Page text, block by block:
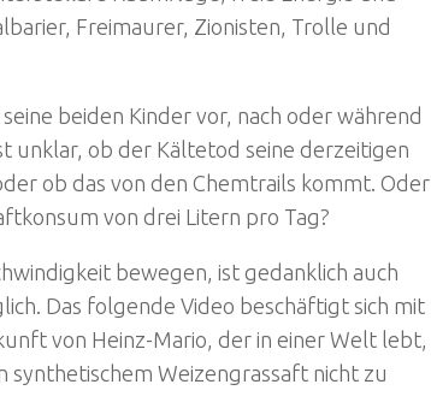
Freimaurer, Zionisten, Trolle und
beiden Kinder vor, nach oder während
unklar, ob der Kältetod seine derzeitigen
ob das von den Chemtrails kommt. Oder
von drei Litern pro Tag?
bewegen, ist gedanklich auch
Das folgende Video beschäftigt sich mit
von Heinz-Mario, der in einer Welt lebt,
synthetischem Weizengrassaft nicht zu